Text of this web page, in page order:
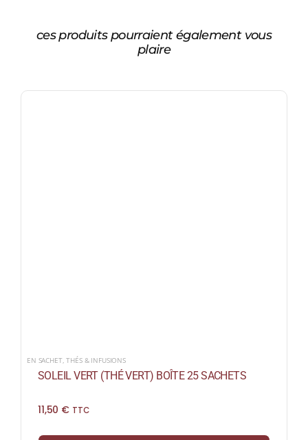
ces produits pourraient également vous
plaire
EN SACHET,THÉS & INFUSIONS
SOLEIL VERT (THÉ VERT) BOÎTE 25 SACHETS
11,50 € TTC